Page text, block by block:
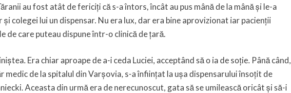
au fost atât de fericiți că s-a întors, încât au pus mână de la mână și le-a
colegei lui un dispensar. Nu era lux, dar era bine aprovizionat iar pacienții
de care puteau dispune într-o clinică de țară.
Era chiar aproape de a-i ceda Luciei, acceptând să o ia de soție. Până când,
medic de la spitalul din Varșovia, s-a înființat la ușa dispensarului însoțit de
Aceasta din urmă era de nerecunoscut, gata să se umilească oricât și să-i